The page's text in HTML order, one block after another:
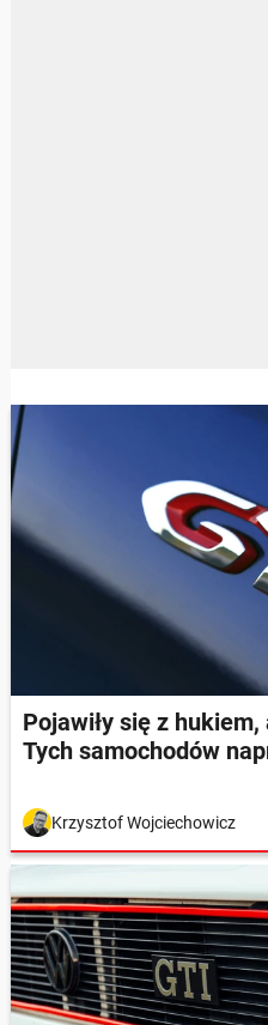
Pojawiły się z
Tych samochodów
Krzysztof Wojciechowicz